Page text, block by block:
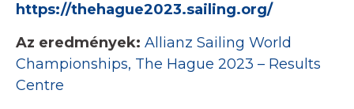
https://thehague2023.sailing.org/
Az eredmények: Allianz Sailing World
Championships, The Hague 2023 – Results
Centre